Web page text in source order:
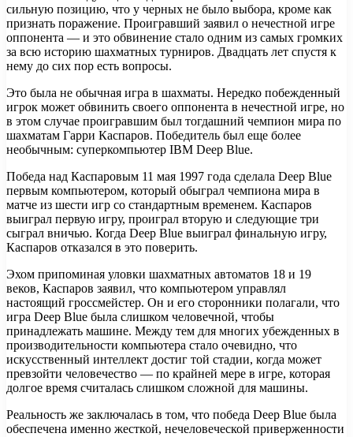
сильную позицию, что у черных не было выбора, кроме как
признать поражение. Проигравший заявил о нечестной игре
оппонента — и это обвинение стало одним из самых громких
за всю историю шахматных турниров. Двадцать лет спустя к
нему до сих пор есть вопросы.
Это была не обычная игра в шахматы. Нередко побежденный
игрок может обвинить своего оппонента в нечестной игре, но
в этом случае проигравшим был тогдашний чемпион мира по
шахматам Гарри Каспаров. Победитель был еще более
необычным: суперкомпьютер IBM Deep Blue.
Победа над Каспаровым 11 мая 1997 года сделала Deep Blue
первым компьютером, который обыграл чемпиона мира в
матче из шести игр со стандартным временем. Каспаров
выиграл первую игру, проиграл вторую и следующие три
сыграл вничью. Когда Deep Blue выиграл финальную игру,
Каспаров отказался в это поверить.
Эхом припоминая уловки шахматных автоматов 18 и 19
веков, Каспаров заявил, что компьютером управлял
настоящий гроссмейстер. Он и его сторонники полагали, что
игра Deep Blue была слишком человечной, чтобы
принадлежать машине. Между тем для многих убежденных в
производительности компьютера стало очевидно, что
искусственный интеллект достиг той стадии, когда может
превзойти человечество — по крайней мере в игре, которая
долгое время считалась слишком сложной для машины.
Реальность же заключалась в том, что победа Deep Blue была
обеспечена именно жесткой, нечеловеческой приверженности